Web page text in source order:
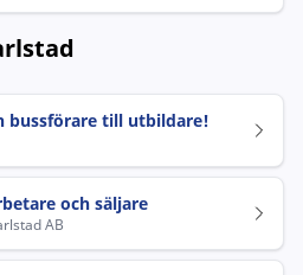
bussförare till utbildare!
och säljare
AB